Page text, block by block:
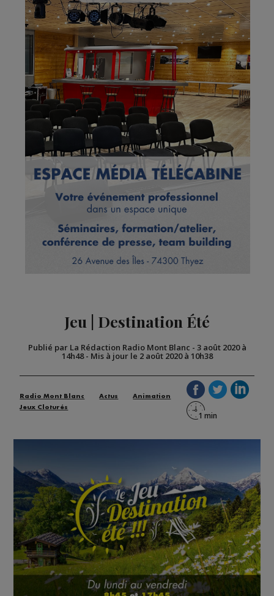
Jeu | Destination Été
Publié par La Rédaction Radio Mont Blanc - 3 août 2020 à
14h48- Mis à jour le 2 août 2020 à 10h38
Radio Mont Blanc Actus
Animation
Jeux Cloturés